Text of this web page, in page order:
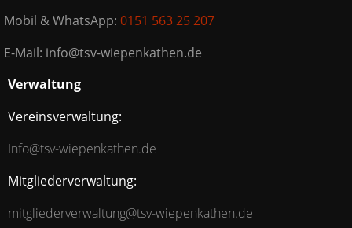
Mobil & WhatsApp: 0151 563 25 207
E-Mail: info@tsv-wiepenkathen.de
Verwaltung
Vereinsverwaltung:
Info@tsv-wiepenkathen.de
Mitgliederverwaltung:
mitgliederverwaltung@tsv-wiepenkathen.de